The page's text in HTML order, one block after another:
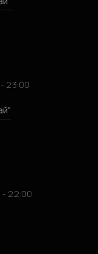
23:00
- 22:00